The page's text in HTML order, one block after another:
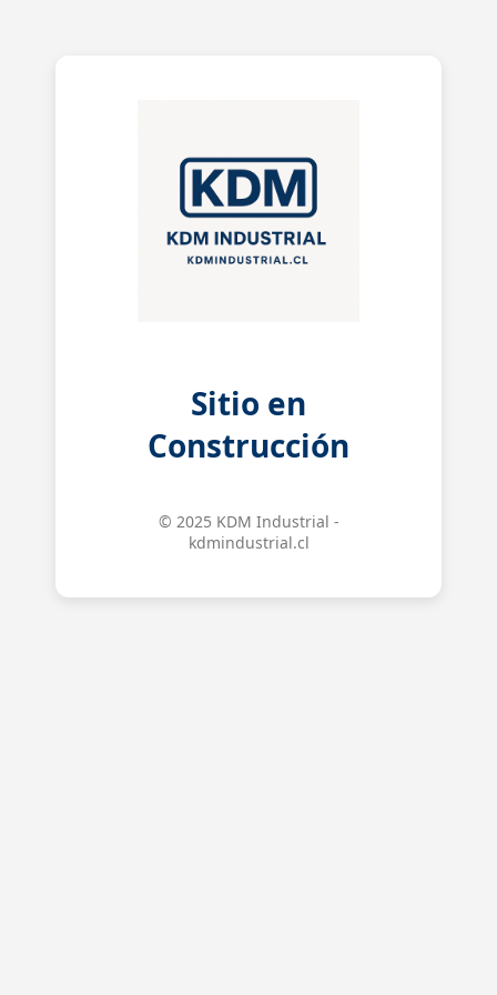
Sitio en
Construcción
© 2025 KDM Industrial -
kdmindustrial.cl